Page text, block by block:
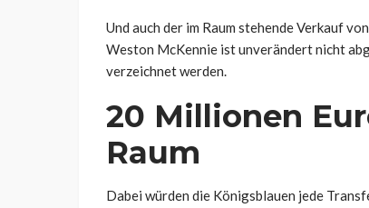
Und auch der im Raum stehende Verkauf
Weston McKennie ist unverändert nicht
verzeichnet werden.
20 Millionen
Raum
Dabei würden die Königsblauen jede